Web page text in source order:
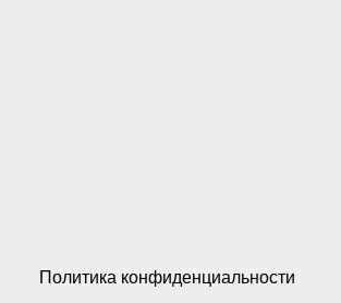
Политика конфиденциальности